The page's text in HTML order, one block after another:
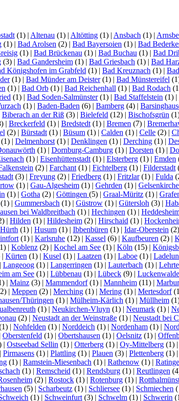
(1) | Altenau (1) | Altötting (1) | Ansbach (1) |
(1) | Bad Arolsen (2) | Bad Bayersoien (1) | Bad
(1) | Bad Brückenau (1) | Bad Buchau (1) | Bad
(3) | Bad Gandersheim (1) | Bad Griesbach (1) | Bad
Königshofen im Grabfeld (1) | Bad Kreuznach (1) |
(1) | Bad Münder am Deister(1) | Bad Münstereifel
(1) | Bad Orb (1) | Bad Reichenhall (1) | Bad Rodach
(1) | Bad Soden-Salmünster(1) | Bad Staffelstein (1) |
(1) | Baden-Baden (6) | Bamberg (4) |
Biberach an der Riß (3) | Bielefeld (12) | Bischofsgrün
| Breckerfeld (1) | Bredstedt (1) | Bremen (7) |
(2) | Bürstadt (1) | Büsum (1) | Calden (1) | Celle (2) |
| Delmenhorst (1) | Denklingen (1) | Derching (1) |
(1) | Dornburg-Camburg (1) | Dorsten (1) |
(1) | Eisenhüttenstadt (1) | Elsterberg (1) | Emden
(2) | Farchant (1) | Fichtelberg (1) | Filderstadt
(3) | Freyung (2) | Friedberg (1) | Fritzlar(1) | Fulda
(1) | Gau-Algesheim (1) | Gehrden (1) |
(1) | Gotha (2) | Göttingen (5) | Graal-Müritz (1) |
(1) | Gummersbach (1) | Güstrow (1) | Gütersloh (3) |
bei Waldbreitbach (1) | Hechingen (1) |
| Hilden (1) | Hildesheim (2) | Hirschaid (1) |
Hürth (1) | Husum (1) | Ibbenbüren (1) | Idar-Oberstein (2)
(1) | Karlsruhe (12) | Kassel (6) | Kaufbeuren (2) |
| Koblenz (2) | Kochel am See (1) | Köln (15) |
| Kürten (1) | Kusel (1) | Laatzen (1) | Laboe (1) |
| Langeoog (1) | Langerringen (1) | Lauterbach (1) | Lehrte
am See (1) | Lübbenau (1) | Lübeck (9) | Luckenwalde
| Mainz (3) | Mammendorf(1) | Mannheim (11) |
| Meppen (2) | Merching (1) | Mering (1) | Mertesdorf
Thüringen (1) | Mülheim-Kärlich (1) | Müllheim
(1) | Neukirchen-Vluyn (1) | Neumark (1) |
(2) | Neustadt an der Weinstraße (1) | Neustadt bei
| Nohfelden (1) | Norddeich (1) | Nordenham (1) |
Oberstenfeld (1) | Obertshausen (1) | Oelsnitz (1) |
| Ostseebad Sellin (1) | Otterberg (1) | Oy-Mittelberg (1) |
| Pirmasens (1) | Plattling (1) | Plauen (3) | Plettenberg (1) |
(1) | Ramstein-Miesenbach (1) | Rathenow (1) |
(1) | Remscheid (1) | Rendsburg (1) | Reutlingen
(2) | Rostock (1) | Rotenburg (1) |
(5) | Scharbeutz (1) | Schliersee (1) | Schmiechen
(1) | Schweinfurt (3) | Schwelm (1) | Schwerin